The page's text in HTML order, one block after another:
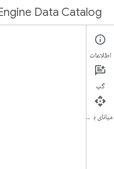
Data Catalog
Engine
اطلاعات
گپ
میانای برنامه‌سازی کاربردی